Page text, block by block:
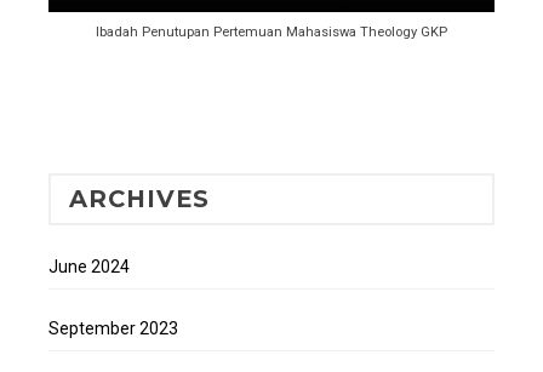
Ibadah Penutupan Pertemuan Mahasiswa Theology GKP
ARCHIVES
June 2024
September 2023